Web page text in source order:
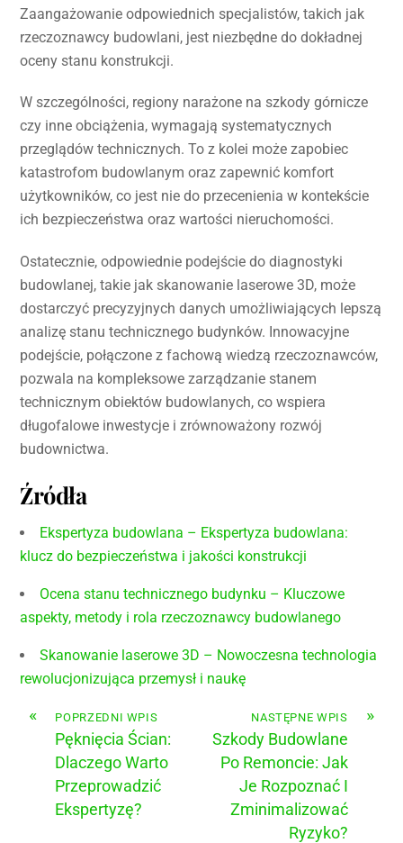
Zaangażowanie odpowiednich specjalistów, takich jak
rzeczoznawcy budowlani, jest niezbędne do dokładnej
oceny stanu konstrukcji.
W szczególności, regiony narażone na szkody górnicze
czy inne obciążenia, wymagają systematycznych
przeglądów technicznych. To z kolei może zapobiec
katastrofom budowlanym oraz zapewnić komfort
użytkowników, co jest nie do przecenienia w kontekście
ich bezpieczeństwa oraz wartości nieruchomości.
Ostatecznie, odpowiednie podejście do diagnostyki
budowlanej, takie jak skanowanie laserowe 3D, może
dostarczyć precyzyjnych danych umożliwiających lepszą
analizę stanu technicznego budynków. Innowacyjne
podejście, połączone z fachową wiedzą rzeczoznawców,
pozwala na kompleksowe zarządzanie stanem
technicznym obiektów budowlanych, co wspiera
długofalowe inwestycje i zrównoważony rozwój
budownictwa.
Źródła
Ekspertyza budowlana – Ekspertyza budowlana:
klucz do bezpieczeństwa i jakości konstrukcji
Ocena stanu technicznego budynku – Kluczowe
aspekty, metody i rola rzeczoznawcy budowlanego
Skanowanie laserowe 3D – Nowoczesna technologia
rewolucjonizująca przemysł i naukę
« POPRZEDNI WPIS
Pęknięcia Ścian:
Dlaczego Warto
Przeprowadzić
Ekspertyzę?
»
NASTĘPNE WPIS
Szkody Budowlane
Po Remoncie: Jak
Je Rozpoznać I
Zminimalizować
Ryzyko?